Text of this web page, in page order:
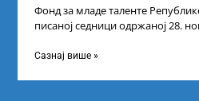
Фонд за младе таленте
писаној седници одржаној 28.
Сазнај више »